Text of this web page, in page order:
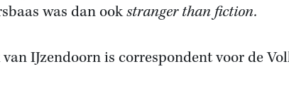
was dan ookstranger than fiction.
IJzendoorn is correspondent voor de